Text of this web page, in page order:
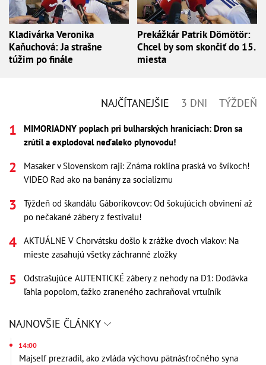
Kladivárka Veronika
Kaňuchová: Ja strašne
túžim po finále
Prekážkár Patrik Dömötör:
Chcel by som skončiť do 15.
miesta
NAJČÍTANEJŠIE 3 DNI TÝŽDEŇ
MIMORIADNY poplach pri bulharských hraniciach: Dron sa
zrútil a explodoval neďaleko plynovodu!
Masaker v Slovenskom raji: Známa roklina praská vo švíkoch!
VIDEO Rad ako na banány za socializmu
Týždeň od škandálu Gáboríkovcov: Od šokujúcich obvinení až
po nečakané zábery z festivalu!
AKTUÁLNE V Chorvátsku došlo k zrážke dvoch vlakov: Na
mieste zasahujú všetky záchranné zložky
Odstrašujúce AUTENTICKÉ zábery z nehody na D1: Dodávka
ľahla popolom, ťažko zraneného zachraňoval vrtuľník
NAJNOVŠIE ČLÁNKY
14:00
Majself prezradil, ako zvláda výchovu pätnásťročného syna